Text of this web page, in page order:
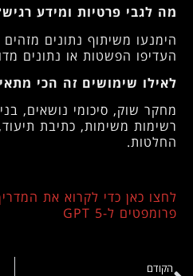
מה לגבי פרטיות ומידע
הימנעו משיתוף נתונים מזהים
העדיפו הפשטות או נתונים
לאילו שימושים זה הכי
מחקר שוק, סיכומי נושאים,
רשימות משימות, כתיבת
החלטות.
לחצו כאן כדי לקרוא את
פרומפטים ל-GPT 5
הקודם